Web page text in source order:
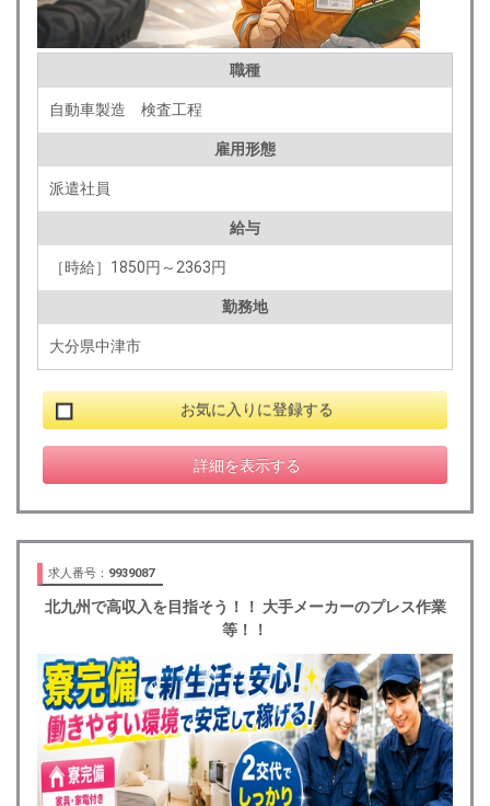
職種
自動車製造 検査工程
雇用形態
派遣社員
給与
［時給］1850円～2363円
勤務地
大分県中津市
お気に入りに登録する
詳細を表示する
求人番号： 9939087
北九州で高収入を目指そう！！ 大手メーカーのプレス作業
等！！